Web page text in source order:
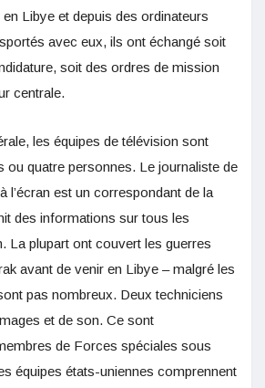
Libye et depuis des ordinateurs
avec eux, ils ont échangé soit
soit des ordres de mission
centrale.
les équipes de télévision sont
ou quatre personnes. Le journaliste de
l’écran est un correspondant de la
des informations sur tous les
La plupart ont couvert les guerres
avant de venir en Libye – malgré les
pas nombreux. Deux techniciens
et de son. Ce sont
de Forces spéciales sous
équipes états-uniennes comprennent